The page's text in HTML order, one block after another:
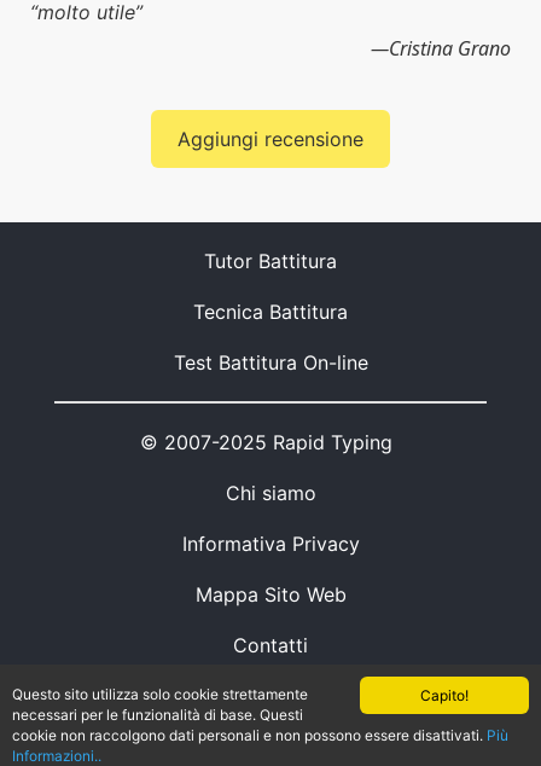
molto utile
Cristina Grano
Aggiungi recensione
Tutor Battitura
Tecnica Battitura
Test Battitura On-line
© 2007-2025 Rapid Typing
Chi siamo
Informativa Privacy
Mappa Sito Web
Contatti
Capito!
Questo sito utilizza solo cookie strettamente
necessari per le funzionalità di base. Questi
cookie non raccolgono dati personali e non possono essere disattivati. Più
Informazioni..